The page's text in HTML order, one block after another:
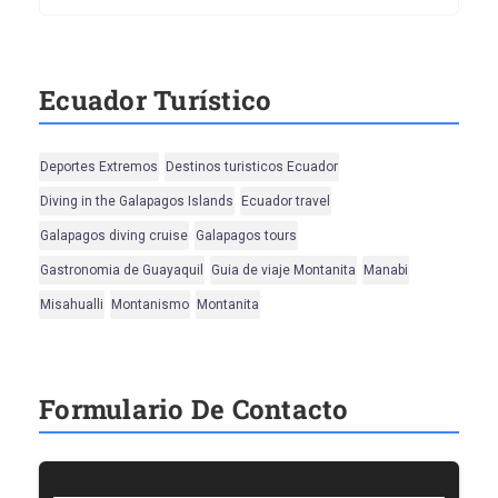
Ecuador Turístico
Deportes Extremos Destinos turisticos Ecuador
Diving in the Galapagos Islands Ecuador travel
Galapagos diving cruise Galapagos tours
Gastronomia de Guayaquil Guia de viaje Montanita Manabi
Misahualli Montanismo Montanita
Formulario De Contacto